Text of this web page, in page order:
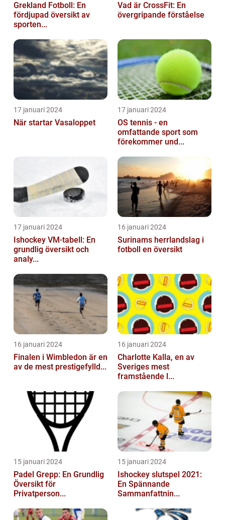
Grekland Fotboll: En
fördjupad översikt av
sporten...
Vad är CrossFit: En
övergripande förståelse
17 januari 2024
När startar Vasaloppet
17 januari 2024
OS tennis - en
omfattande sport som
förekommer und...
17 januari 2024
Ishockey VM-tabell: En
grundlig översikt och
analy...
16 januari 2024
Surinams herrlandslag i
fotboll en översikt
16 januari 2024
Finalen i Wimbledon är en
av de mest prestigefylld...
16 januari 2024
Charlotte Kalla, en av
Sveriges mest
framstående l...
15 januari 2024
Padel Grepp: En Grundlig
Översikt för
Privatperson...
15 januari 2024
Ishockey slutspel 2021:
En Spännande
Sammanfattnin...